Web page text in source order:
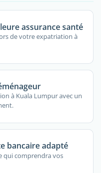
assurance santé
de votre expatriation à
à Kuala Lumpur avec un
bancaire adapté
qui comprendra vos